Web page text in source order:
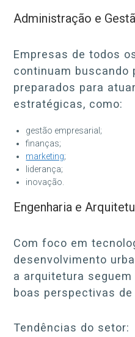
Administração e
Empresas de todos
continuam buscando
preparados para
estratégicas, como:
gestão empresarial;
finanças;
marketing;
liderança;
inovação.
Engenharia e
Com foco em
desenvolvimento
a arquitetura
boas perspectivas de
Tendências do setor: